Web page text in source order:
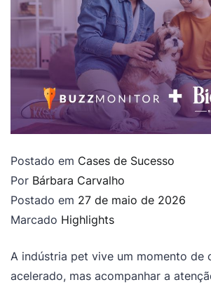
Postado em Cases de Sucesso
Por Bárbara Carvalho
Postado em 27 de maio de 2026
Marcado Highlights
A indústria pet vive um momento de
acelerado, mas acompanhar a